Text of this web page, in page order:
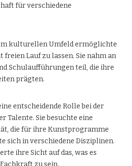
für verschiedene
kulturellen Umfeld ermöglichte
Lauf zu lassen. Sie nahm an
Schulaufführungen teil, die ihre
prägten.
entscheidende Rolle bei der
Sie besuchte eine
die für ihre Kunstprogramme
sich in verschiedene Disziplinen.
ihre Sicht auf das, was es
zu sein.